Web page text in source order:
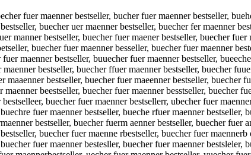
buecher fuer maenner bestseeller, buecher fuer maenner bestselller, buecher fuer maenner bestselleer, buecher fuer maenner bestsellerr, ubecher fuer maenner bestseller, beucher fuer maenner bestseller, buceher fuer maenner bestseller, buehcer fuer maenner bestseller, buecehr fuer maenner bestseller, buechre fuer maenner bestseller, bueche rfuer maenner bestseller, buecherf uer maenner bestseller, buecher ufer maenner bestseller, buecher feur maenner bestseller, buecher fure maenner bestseller, buecher fue rmaenner bestseller, buecher fuerm aenner bestseller, buecher fuer amenner bestseller, buecher fuer meanner bestseller, buecher fuer manener bestseller, buecher fuer maenenr bestseller, buecher fuer maennre bestseller, buecher fuer maenne rbestseller, buecher fuer maennerb estseller, buecher fuer maenner ebstseller, buecher fuer maenner bsetseller, buecher fuer maenner betsseller, buecher fuer maenner bessteller, buecher fuer maenner bestesller, buecher fuer maenner bestsleler, buecher fuer maenner bestselelr, buecher fuer maenner bestsellre, buecherfuer maenner bestseller, buecher fuermaenner bestseller, buecher fuer maennerbestseller, uecher fuer maenner bestseller, vuecher fuer maenner bestseller, fuecher fuer maenner bestseller, guecher fuer maenner bestseller, huecher fuer maenner bestseller, nuecher fuer maenner bestseller, byecher fuer maenner bestseller, bhecher fuer maenner bestseller, bjecher fuer maenner bestseller, bkecher fuer maenner bestseller, biecher fuer maenner bestseller, b7echer fuer maenner bestseller, b8echer fuer maenner bestseller, buwcher fuer maenner bestseller, buscher fuer maenner bestseller, budcher fuer maenner bestseller, bufcher fuer maenner bestseller, burcher fuer maenner bestseller, bu3cher fuer maenner bestseller, bu4cher fuer maenner bestseller, bue her fuer maenner bestseller, buexher fuer maenner bestseller, buesher fuer maenner bestseller, buedher fuer maenner bestseller, buefher fuer maenner bestseller, buevher fuer maenner bestseller, buecber fuer maenner bestseller, buecger fuer maenner bestseller, buecter fuer maenner bestseller, buecyer fuer maenner bestseller, buecuer fuer maenner bestseller, buecjer fuer maenner bestseller, buecmer fuer maenner bestseller, buecner fuer maenner bestseller, buechwr fuer maenner bestseller, buechsr fuer maenner bestseller, buechdr fuer maenner bestseller, buechfr fuer maenner bestseller, buechrr fuer maenner bestseller, buech3r fuer maenner bestseller, buech4r fuer maenner bestseller, buechee fuer maenner bestseller, bueched fuer maenner bestseller, buechef fuer maenner bestseller, buecheg fuer maenner bestseller, buechet fuer maenner bestseller, bueche4 fuer maenner bestseller, bueche5 fuer maenner bestseller, buecher cuer maenner bestseller, buecher duer maenner bestseller, buecher euer maenner bestseller, buecher ruer maenner bestseller, buecher tuer maenner bestseller, buecher guer maenner bestseller, buecher buer maenner bestseller, buecher vuer maenner